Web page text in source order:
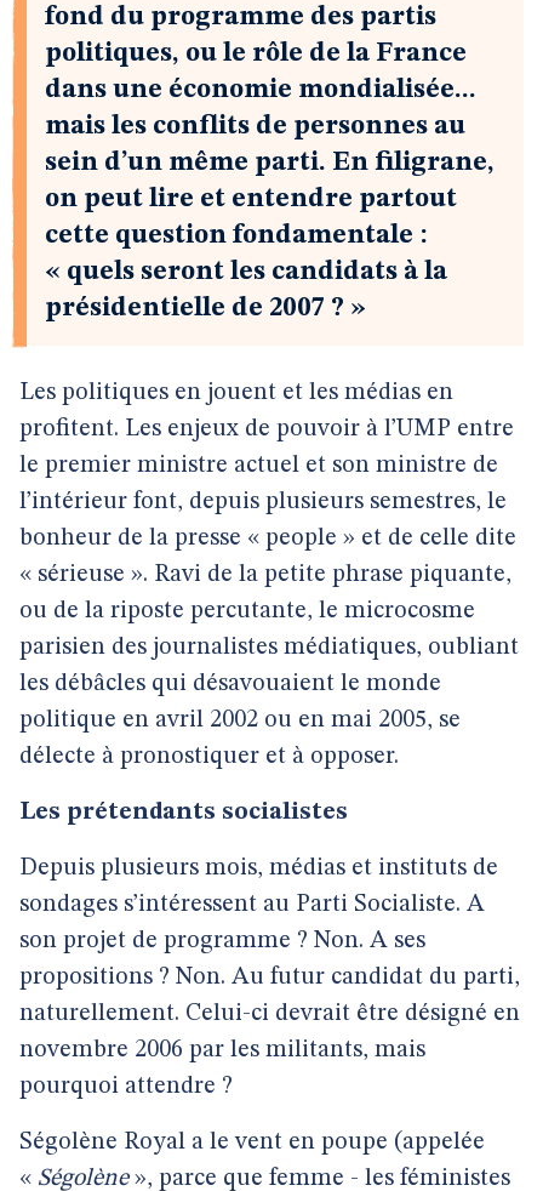
fond du programme des partis
politiques, ou le rôle de la France
dans une économie mondialisée...
mais les conflits de personnes au
sein d’un même parti. En filigrane,
on peut lire et entendre partout
cette question fondamentale :
« quels seront les candidats à la
présidentielle de 2007 ? »
Les politiques en jouent et les médias en
profitent. Les enjeux de pouvoir à l’UMP entre
le premier ministre actuel et son ministre de
l’intérieur font, depuis plusieurs semestres, le
bonheur de la presse « people » et de celle dite
« sérieuse ». Ravi de la petite phrase piquante,
ou de la riposte percutante, le microcosme
parisien des journalistes médiatiques, oubliant
les débâcles qui désavouaient le monde
politique en avril 2002 ou en mai 2005, se
délecte à pronostiquer et à opposer.
Les prétendants socialistes
Depuis plusieurs mois, médias et instituts de
sondages s’intéressent au Parti Socialiste. A
son projet de programme ? Non. A ses
propositions ? Non. Au futur candidat du parti,
naturellement. Celui-ci devrait être désigné en
novembre 2006 par les militants, mais
pourquoi attendre ?
Ségolène Royal a le vent en poupe (appelée
« Ségolène», parce que femme - les féministes